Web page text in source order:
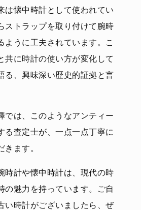
は懐中時計として使われてい
ストラップを取り付けて腕時
ように工夫されています。こ
共に時計の使い方が変化して
る、興味深い歴史的証拠と言
では、このようなアンティー
る査定士が、一点一点丁寧に
きます。
時計や懐中時計は、現代の時
の魅力を持っています。ご自
い時計がございましたら、ぜ